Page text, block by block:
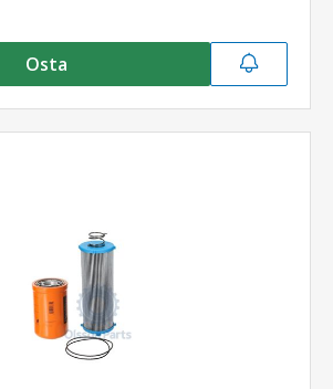
Osta